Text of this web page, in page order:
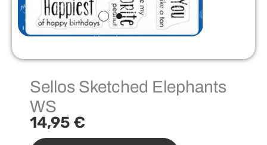
Sellos Sketched Elephants
WS
14,95 €
Sellos